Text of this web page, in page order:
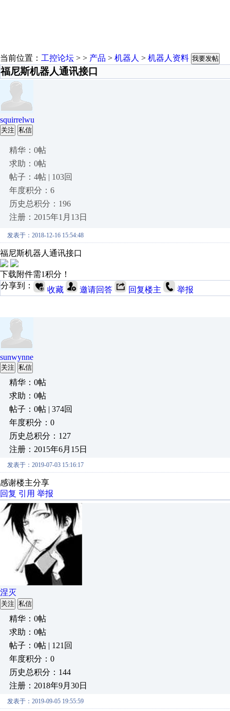
当前位置： 工控论坛 > > 产品 > 机器人 > 机器人资料 我要发帖
福尼斯机器人通讯接口
squirrelwu
关注 私信
精华：0帖
求助：0帖
帖子：4帖 | 103回
年度积分：6
历史总积分：196
注册：2015年1月13日
发表于：2018-12-16 15:54:48
福尼斯机器人通讯接口
下载附件需1积分！
分享到：
收藏 邀请回答 回复楼主 举报
sunwynne
关注 私信
精华：0帖
求助：0帖
帖子：0帖 | 374回
年度积分：0
历史总积分：127
注册：2015年6月15日
发表于：2019-07-03 15:16:17
感谢楼主分享
回复 引用 举报
涅灭
关注 私信
精华：0帖
求助：0帖
帖子：0帖 | 121回
年度积分：0
历史总积分：144
注册：2018年9月30日
发表于：2019-09-05 19:55:59